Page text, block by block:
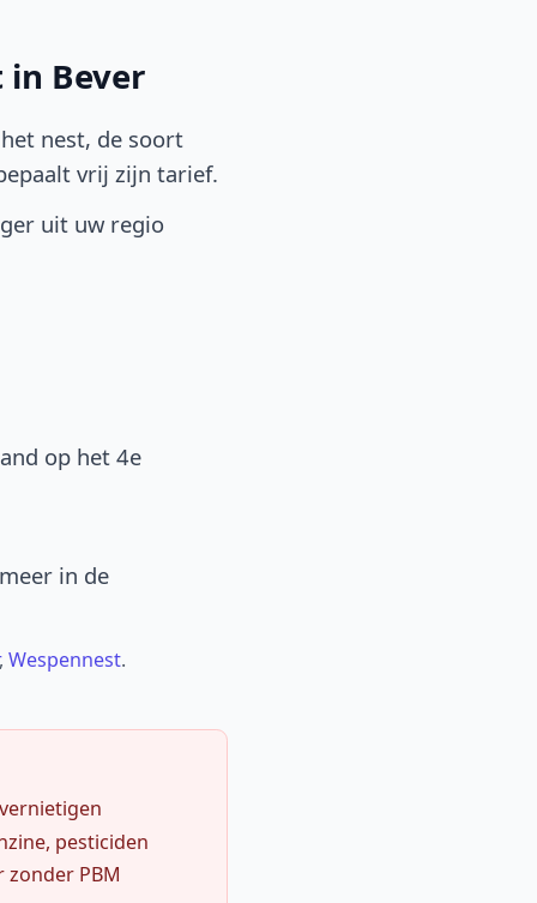
Bever
nest, de soort
vrij zijn tarief.
uit uw regio
op het 4e
in de
, Wespennest.
pesticiden
PBM